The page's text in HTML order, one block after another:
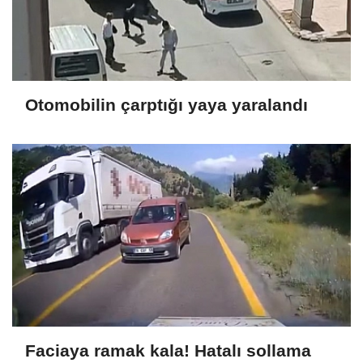
Otomobilin çarptığı yaya yaralandı
Faciaya ramak kala! Hatalı sollama